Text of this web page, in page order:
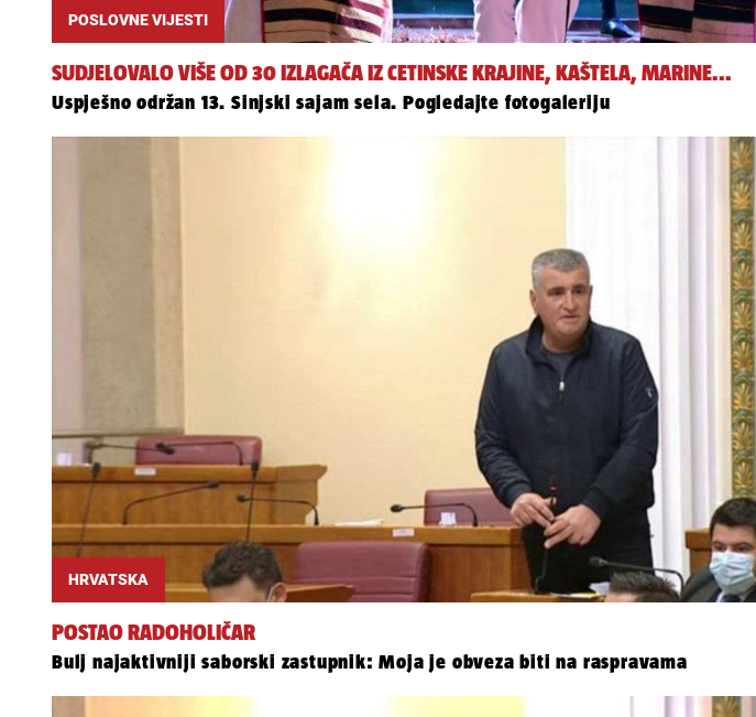
POSLOVNE VIJESTI
SUDJELOVALO VIŠE OD 30 IZLAGAČA IZ CETINSKE KRAJINE, KAŠTELA, MARINE...
Uspješno održan 13. Sinjski sajam sela. Pogledajte fotogaleriju
HRVATSKA
POSTAO RADOHOLIČAR
Bulj najaktivniji saborski zastupnik: Moja je obveza biti na raspravama